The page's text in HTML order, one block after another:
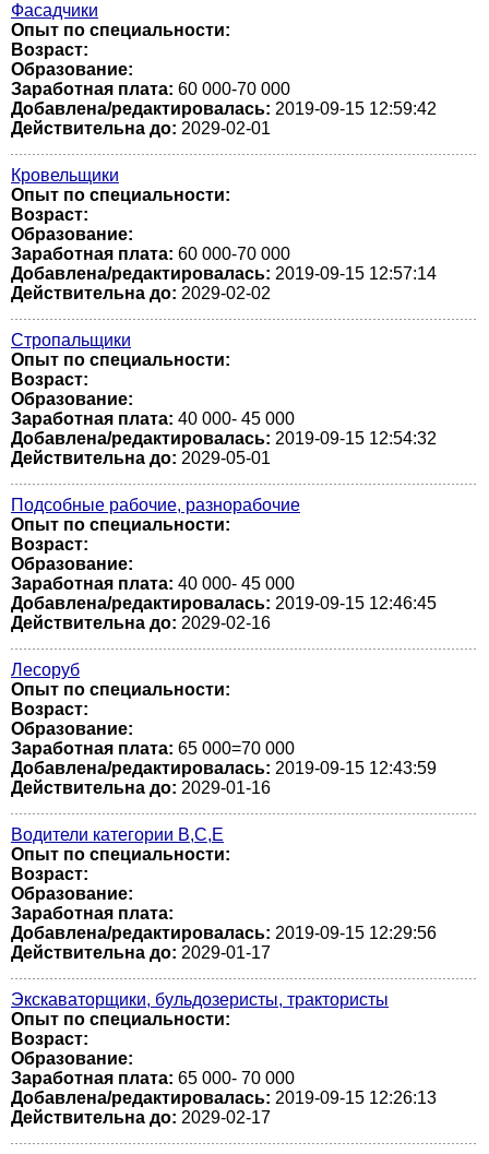
Фасадчики
Опыт по специальности:
Возраст:
Образование:
Заработная плата: 60 000-70 000
Добавлена/редактировалась: 2019-09-15 12:59:42
Действительна до: 2029-02-01
Кровельщики
Опыт по специальности:
Возраст:
Образование:
Заработная плата: 60 000-70 000
Добавлена/редактировалась: 2019-09-15 12:57:14
Действительна до: 2029-02-02
Стропальщики
Опыт по специальности:
Возраст:
Образование:
Заработная плата: 40 000- 45 000
Добавлена/редактировалась: 2019-09-15 12:54:32
Действительна до: 2029-05-01
Подсобные рабочие, разнорабочие
Опыт по специальности:
Возраст:
Образование:
Заработная плата: 40 000- 45 000
Добавлена/редактировалась: 2019-09-15 12:46:45
Действительна до: 2029-02-16
Лесоруб
Опыт по специальности:
Возраст:
Образование:
Заработная плата: 65 000=70 000
Добавлена/редактировалась: 2019-09-15 12:43:59
Действительна до: 2029-01-16
Водители категории В,С,Е
Опыт по специальности:
Возраст:
Образование:
Заработная плата:
Добавлена/редактировалась: 2019-09-15 12:29:56
Действительна до: 2029-01-17
Экскаваторщики, бульдозеристы, трактористы
Опыт по специальности:
Возраст:
Образование:
Заработная плата: 65 000- 70 000
Добавлена/редактировалась: 2019-09-15 12:26:13
Действительна до: 2029-02-17